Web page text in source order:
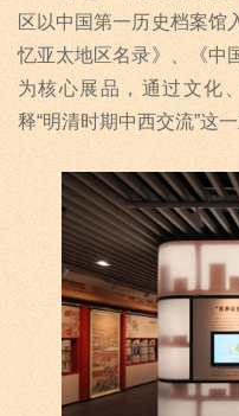
区以中国第一历史档案馆
忆亚太地区名录》、《中
为核心展品，通过文化
释“明清时期中西交流”这一